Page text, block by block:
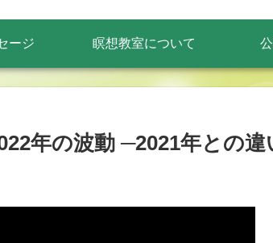
ージ 瞑想教室について
年の波動 ─2021年との